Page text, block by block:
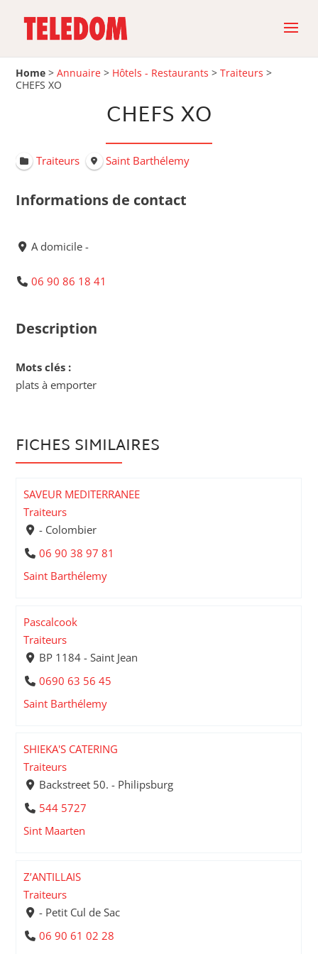
Home >Annuaire > Hôtels - Restaurants >Traiteurs >
CHEFS XO
CHEFS XO
Traiteurs Saint Barthélemy
Informations de contact
A domicile -
06 90 86 18 41
Description
Mots clés :
plats à emporter
FICHES SIMILAIRES
SAVEUR MEDITERRANEE
Traiteurs
- Colombier
06 90 38 97 81
Saint Barthélemy
Pascalcook
Traiteurs
BP 1184 - Saint Jean
0690 63 56 45
Saint Barthélemy
SHIEKA'S CATERING
Traiteurs
Backstreet 50. - Philipsburg
544 5727
Sint Maarten
Z’ANTILLAIS
Traiteurs
- Petit Cul de Sac
06 90 61 02 28